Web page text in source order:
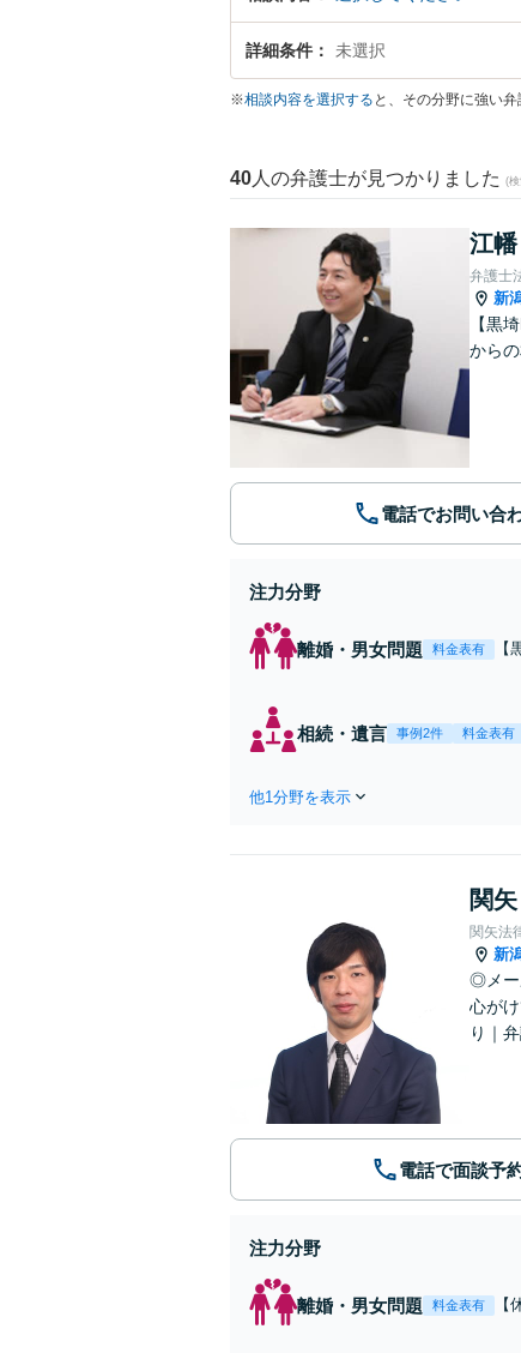
いて借金がある。自己破産したいが弁護士
詳細条件 未選択
※相談内容を選択する と、その分野に強い
40 人の弁護士が見つかりました (
江
弁護士
新
【黒
から
電話でお問い合
注力分野
離婚・男女問題 料金表有
相続・遺言 事例2件 料金表有
他1分野を表示
関
関矢法
新
◎メー
心が
り｜
電話で面談予
注力分野
離婚・男女問題 料金表有